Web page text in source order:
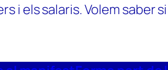
i els salaris. Volem saber